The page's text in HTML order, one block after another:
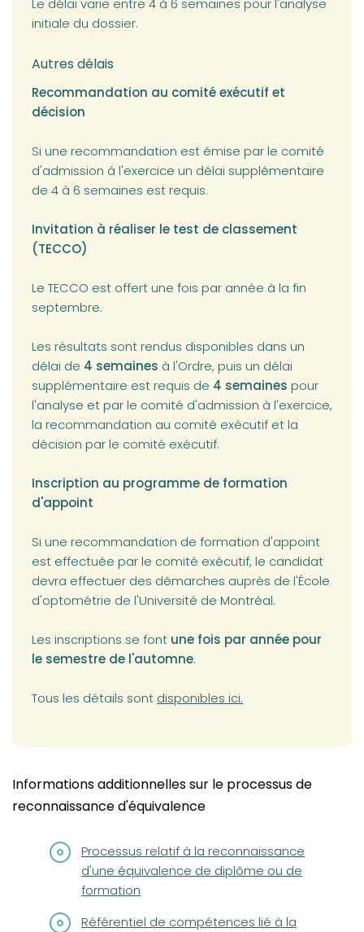
Le délai varie entre 4 à 6 semaines pour l'analyse
initiale du dossier.
Autres délais
Recommandation au comité exécutif et
décision
Si une recommandation est émise par le comité
d'admission à l'exercice un délai supplémentaire
de 4 à 6 semaines est requis.
Invitation à réaliser le test de classement
(TECCO)
Le TECCO est offert une fois par année à la fin
septembre.
Les résultats sont rendus disponibles dans un
délai de 4 semaines à l'Ordre, puis un délai
supplémentaire est requis de 4 semaines pour
l'analyse et par le comité d'admission à l'exercice,
la recommandation au comité exécutif et la
décision par le comité exécutif.
Inscription au programme de formation
d'appoint
Si une recommandation de formation d'appoint
est effectuée par le comité exécutif, le candidat
devra effectuer des démarches auprès de l'École
d'optométrie de l'Université de Montréal.
Les inscriptions se font une fois par année pour
le semestre de l'automne.
Tous les détails sont (opens in a new tab)
disponibles ici.
Informations additionnelles sur le processus de
reconnaissance d'équivalence
(opens in a new tab)
Processus relatif à la reconnaissance
d'une équivalence de diplôme ou de
formation
(opens in a new tab)
Référentiel de compétences lié à la